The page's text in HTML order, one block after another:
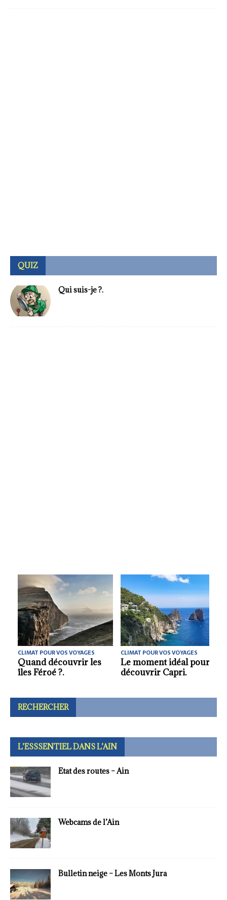
QUIZ
Qui suis-je ?.
CLIMAT POUR VOS VOYAGES
Le meilleur moment de
l’année pour découvrir
CLIMAT POUR VOS VOYAGES
Quel climat pour
voyager en Hongrie ?.
RECHERCHER
L’ESSSENTIEL DANS L’AIN
Etat des routes – Ain
Webcams de l’Ain
Bulletin neige – Les Monts Jura